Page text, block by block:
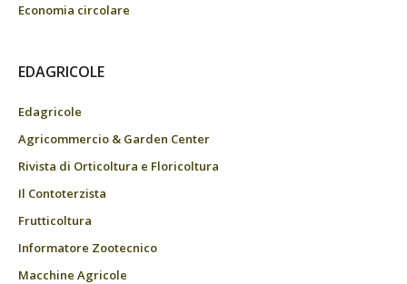
Economia circolare
EDAGRICOLE
Edagricole
Agricommercio & Garden Center
Rivista di Orticoltura e Floricoltura
Il Contoterzista
Frutticoltura
Informatore Zootecnico
Macchine Agricole